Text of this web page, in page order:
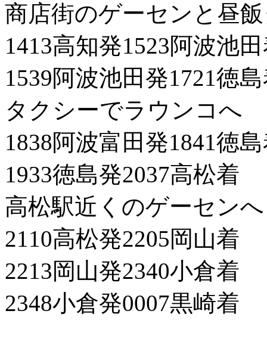
商店街のゲーセンと昼
1413高知発1523阿波池
1539阿波池田発1721徳
タクシーでラウンコへ
1838阿波富田発1841徳
1933徳島発2037高松着
高松駅近くのゲーセンへ
2110高松発2205岡山着
2213岡山発2340小倉着
2348小倉発0007黒崎着